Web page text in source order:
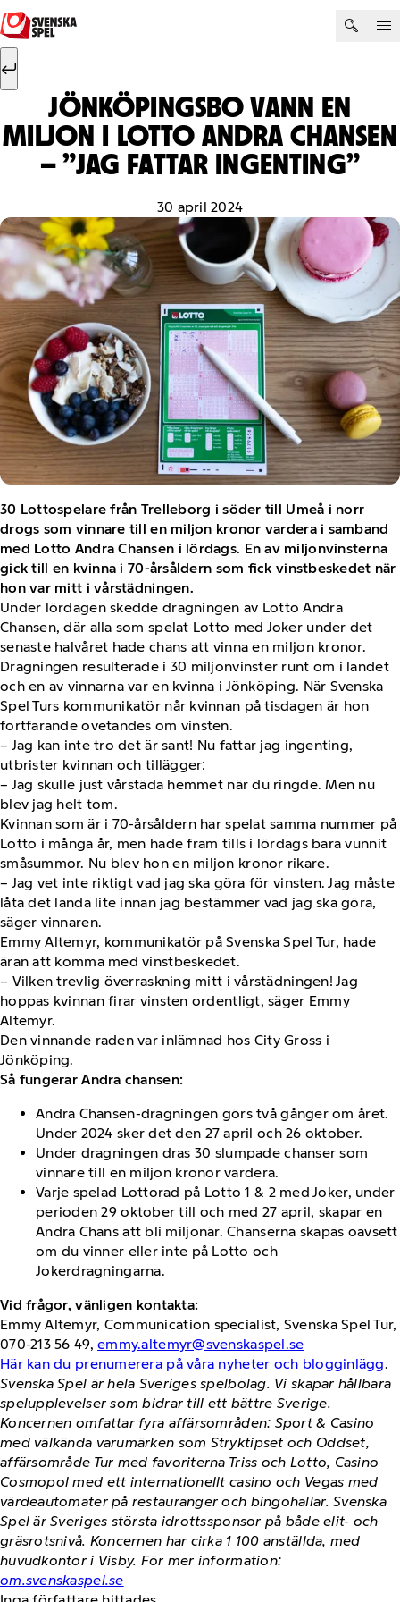
Hoppa till innehåll
Sök efter:
JÖNKÖPINGSBO VANN EN
MILJON I LOTTO ANDRA CHANSEN
– ”JAG FATTAR INGENTING”
30 april 2024
30 Lottospelare från Trelleborg i söder till Umeå i norr
drogs som vinnare till en miljon kronor vardera i samband
med Lotto Andra Chansen i lördags. En av miljonvinsterna
gick till en kvinna i 70-årsåldern som fick vinstbeskedet när
hon var mitt i vårstädningen.
Under lördagen skedde dragningen av Lotto Andra
Chansen, där alla som spelat Lotto med Joker under det
senaste halvåret hade chans att vinna en miljon kronor.
Dragningen resulterade i 30 miljonvinster runt om i landet
och en av vinnarna var en kvinna i Jönköping. När Svenska
Spel Turs kommunikatör når kvinnan på tisdagen är hon
fortfarande ovetandes om vinsten.
– Jag kan inte tro det är sant! Nu fattar jag ingenting,
utbrister kvinnan och tillägger:
– Jag skulle just vårstäda hemmet när du ringde. Men nu
blev jag helt tom.
Kvinnan som är i 70-årsåldern har spelat samma nummer på
Lotto i många år, men hade fram tills i lördags bara vunnit
småsummor. Nu blev hon en miljon kronor rikare.
– Jag vet inte riktigt vad jag ska göra för vinsten. Jag måste
låta det landa lite innan jag bestämmer vad jag ska göra,
säger vinnaren.
Emmy Altemyr, kommunikatör på Svenska Spel Tur, hade
äran att komma med vinstbeskedet.
– Vilken trevlig överraskning mitt i vårstädningen! Jag
hoppas kvinnan firar vinsten ordentligt, säger Emmy
Altemyr.
Den vinnande raden var inlämnad hos City Gross i
Jönköping.
Så fungerar Andra chansen:
Andra Chansen-dragningen görs två gånger om året.
Under 2024 sker det den 27 april och 26 oktober.
Under dragningen dras 30 slumpade chanser som
vinnare till en miljon kronor vardera.
Varje spelad Lottorad på Lotto 1 & 2 med Joker, under
perioden 29 oktober till och med 27 april, skapar en
Andra Chans att bli miljonär. Chanserna skapas oavsett
om du vinner eller inte på Lotto och
Jokerdragningarna.
Vid frågor, vänligen kontakta:
Emmy Altemyr, Communication specialist, Svenska Spel Tur,
070-213 56 49,emmy.altemyr@svenskaspel.se
Här kan du prenumerera på våra nyheter och blogginlägg.
Svenska Spel är hela Sveriges spelbolag. Vi skapar hållbara
spelupplevelser som bidrar till ett bättre Sverige.
Koncernen omfattar fyra affärsområden: Sport & Casino
med välkända varumärken som Stryktipset och Oddset,
affärsområde Tur med favoriterna Triss och Lotto, Casino
Cosmopol med ett internationellt casino och Vegas med
värdeautomater på restauranger och bingohallar. Svenska
Spel är Sveriges största idrottssponsor på både elit- och
gräsrotsnivå. Koncernen har cirka 1 100 anställda, med
huvudkontor i Visby. För mer information:
om.svenskaspel.se